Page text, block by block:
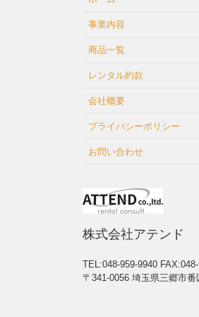
事業内容
商品一覧
レンタル約款
会社概要
プライバシーポリシー
お問い合わせ
株式会社アテンド
TEL:048-959-9940
〒341-0056 埼玉県三郷市番